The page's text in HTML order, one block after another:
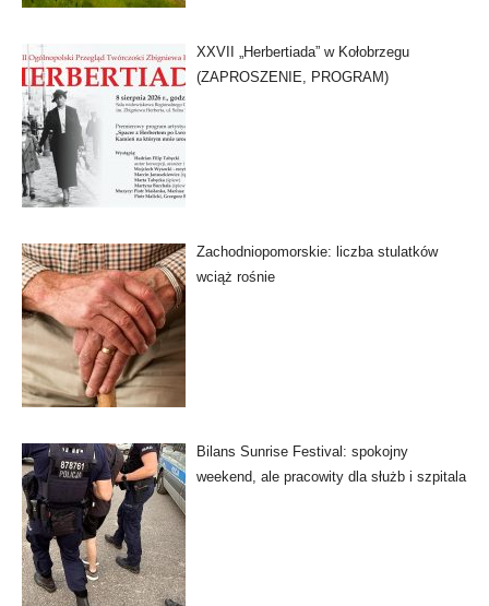
XXVII „Herbertiada” w Kołobrzegu
(ZAPROSZENIE, PROGRAM)
Zachodniopomorskie: liczba stulatków
wciąż rośnie
Bilans Sunrise Festival: spokojny
weekend, ale pracowity dla służb i szpitala